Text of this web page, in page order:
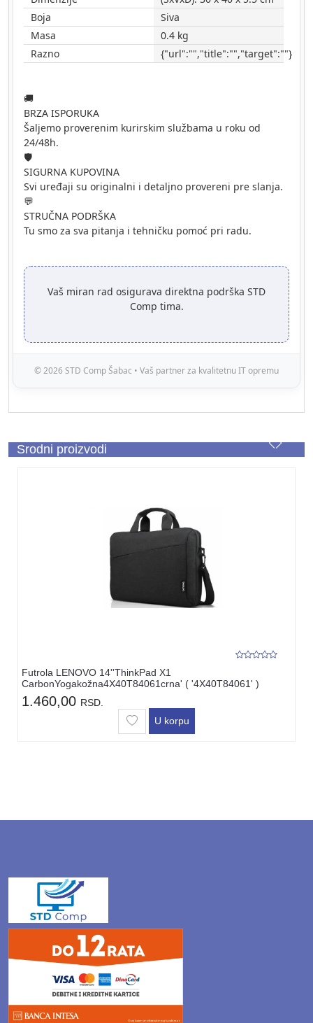
Boja
Siva
Masa
0.4 kg
Razno
{"url":"","title":"","target":""}
🚚
BRZA ISPORUKA
Šaljemo proverenim kurirskim službama u roku od
24/48h.
🛡️
SIGURNA KUPOVINA
Svi uređaji su originalni i detaljno provereni pre slanja.
💬
STRUČNA PODRŠKA
Tu smo za sva pitanja i tehničku pomoć pri radu.
Vaš miran rad osigurava direktna podrška STD
Comp tima.
© 2026 STD Comp Šabac • Vaš partner za kvalitetnu IT opremu
Srodni proizvodi
Futrola LENOVO 14''ThinkPad X1
CarbonYogakožna4X40T84061crna' ( '4X40T84061' )
1.460,00 RSD.
U korpu